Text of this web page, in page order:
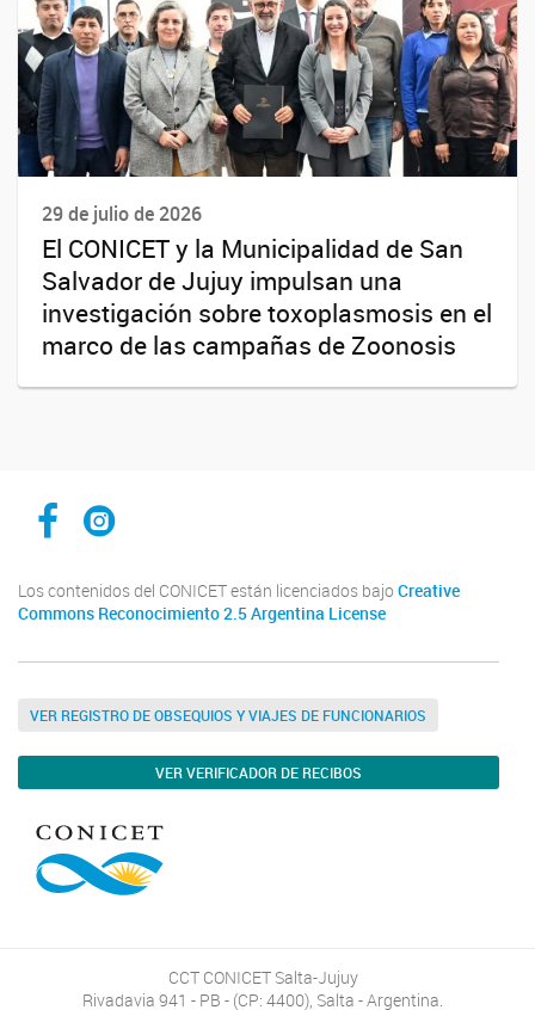
29 de julio de 2026
El CONICET y la Municipalidad de San
Salvador de Jujuy impulsan una
investigación sobre toxoplasmosis en el
marco de las campañas de Zoonosis
Facebook CCT Salta - JujuyInstagram CONICET Salta Jujuy
Los contenidos del CONICET están licenciados bajo Creative
Commons Reconocimiento 2.5 Argentina License
VER REGISTRO DE OBSEQUIOS Y VIAJES DE FUNCIONARIOS
VER VERIFICADOR DE RECIBOS
CCT CONICET Salta-Jujuy
Rivadavia 941 - PB - (CP: 4400), Salta - Argentina.